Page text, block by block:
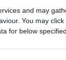
and may
You may
for below
η